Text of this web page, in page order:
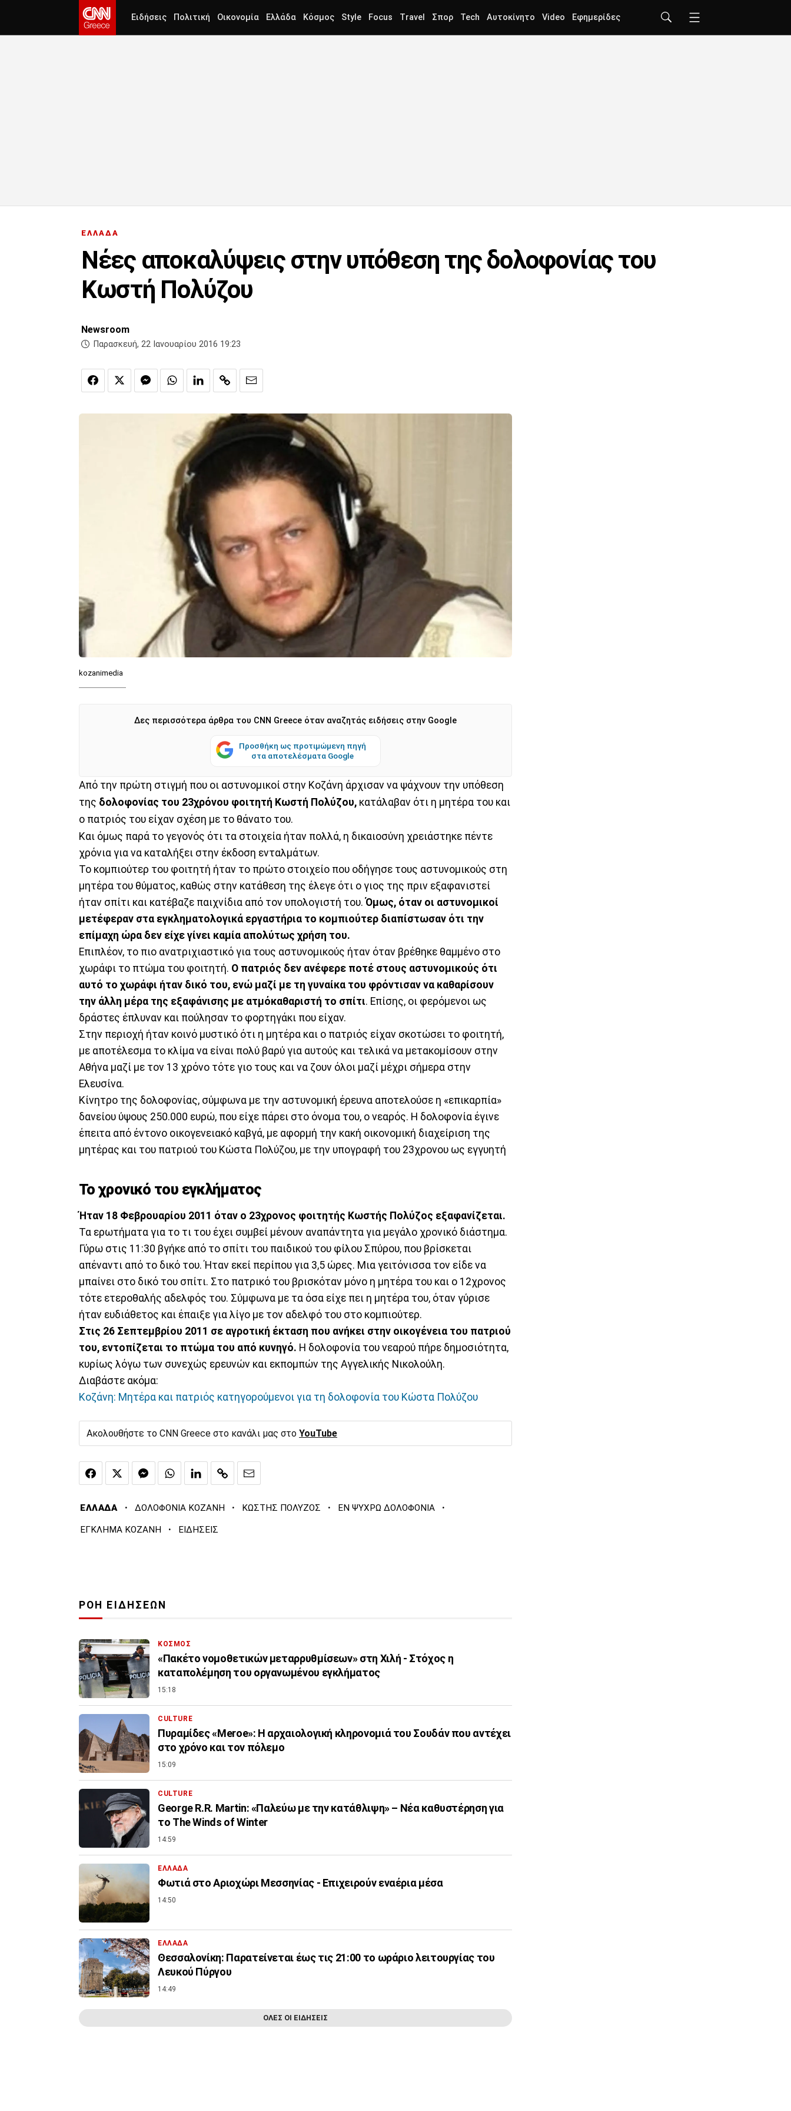
Ειδήσεις Πολιτική Οικονομία Ελλάδα Κόσμος Style Focus Travel Σπορ Tech Αυτοκίνητο Video Εφημερίδες
ΕΛΛΑΔΑ
Νέες αποκαλύψεις στην υπόθεση της δολοφονίας του
Κωστή Πολύζου
Newsroom
Παρασκευή, 22 Ιανουαρίου 2016 19:23
kozanimedia
Δες περισσότερα άρθρα του CNN Greece όταν αναζητάς ειδήσεις στην Google
Προσθήκη ως προτιμώμενη πηγή
στα αποτελέσματα Google
Από την πρώτη στιγμή που οι αστυνομικοί στην Κοζάνη άρχισαν να ψάχνουν την υπόθεση
της δολοφονίας του 23χρόνου φοιτητή Κωστή Πολύζου, κατάλαβαν ότι η μητέρα του και
ο πατριός του είχαν σχέση με το θάνατο του.
Και όμως παρά το γεγονός ότι τα στοιχεία ήταν πολλά, η δικαιοσύνη χρειάστηκε πέντε
χρόνια για να καταλήξει στην έκδοση ενταλμάτων.
Το κομπιούτερ του φοιτητή ήταν το πρώτο στοιχείο που οδήγησε τους αστυνομικούς στη
μητέρα του θύματος, καθώς στην κατάθεση της έλεγε ότι ο γιος της πριν εξαφανιστεί
ήταν σπίτι και κατέβαζε παιχνίδια από τον υπολογιστή του.Όμως, όταν οι αστυνομικοί
μετέφεραν στα εγκληματολογικά εργαστήρια το κομπιούτερ διαπίστωσαν ότι την
επίμαχη ώρα δεν είχε γίνει καμία απολύτως χρήση του.
Eπιπλέον, το πιο ανατριχιαστικό για τους αστυνομικούς ήταν όταν βρέθηκε θαμμένο στο
χωράφι το πτώμα του φοιτητή. Ο πατριός δεν ανέφερε ποτέ στους αστυνομικούς ότι
αυτό το χωράφι ήταν δικό του, ενώ μαζί με τη γυναίκα του φρόντισαν να καθαρίσουν
την άλλη μέρα της εξαφάνισης με ατμόκαθαριστή το σπίτι. Επίσης, οι φερόμενοι ως
δράστες έπλυναν και πούλησαν το φορτηγάκι που είχαν.
Στην περιοχή ήταν κοινό μυστικό ότι η μητέρα και ο πατριός είχαν σκοτώσει το φοιτητή,
με αποτέλεσμα το κλίμα να είναι πολύ βαρύ για αυτούς και τελικά να μετακομίσουν στην
Αθήνα μαζί με τον 13 χρόνο τότε γιο τους και να ζουν όλοι μαζί μέχρι σήμερα στην
Ελευσίνα.
Κίνητρο της δολοφονίας, σύμφωνα με την αστυνομική έρευνα αποτελούσε η «επικαρπία»
δανείου ύψους 250.000 ευρώ, που είχε πάρει στο όνομα του, ο νεαρός. Η δολοφονία έγινε
έπειτα από έντονο οικογενειακό καβγά, με αφορμή την κακή οικονομική διαχείριση της
μητέρας και του πατριού του Κώστα Πολύζου, με την υπογραφή του 23χρονου ως εγγυητή
Το χρονικό του εγκλήματος
Ήταν 18 Φεβρουαρίου 2011 όταν ο 23χρονος φοιτητής Κωστής Πολύζος εξαφανίζεται.
Τα ερωτήματα για το τι του έχει συμβεί μένουν αναπάντητα για μεγάλο χρονικό διάστημα.
Γύρω στις 11:30 βγήκε από το σπίτι του παιδικού του φίλου Σπύρου, που βρίσκεται
απέναντι από το δικό του. Ήταν εκεί περίπου για 3,5 ώρες. Μια γειτόνισσα τον είδε να
μπαίνει στο δικό του σπίτι. Στο πατρικό του βρισκόταν μόνο η μητέρα του και ο 12χρονος
τότε ετεροθαλής αδελφός του. Σύμφωνα με τα όσα είχε πει η μητέρα του, όταν γύρισε
ήταν ευδιάθετος και έπαιξε για λίγο με τον αδελφό του στο κομπιούτερ.
Στις 26 Σεπτεμβρίου 2011 σε αγροτική έκταση που ανήκει στην οικογένεια του πατριού
του, εντοπίζεται το πτώμα του από κυνηγό. Η δολοφονία του νεαρού πήρε δημοσιότητα,
κυρίως λόγω των συνεχώς ερευνών και εκπομπών της Αγγελικής Νικολούλη.
Διαβάστε ακόμα:
Κοζάνη: Μητέρα και πατριός κατηγορούμενοι για τη δολοφονία του Κώστα Πολύζου
Ακολουθήστε το CNN Greece στο κανάλι μας στο YouTube
ΕΛΛΑΔΑ · ΔΟΛΟΦΟΝΙΑ ΚΟΖΑΝΗ · ΚΩΣΤΗΣ ΠΟΛΥΖΟΣ · ΕΝ ΨΥΧΡΩ ΔΟΛΟΦΟΝΙΑ ·
ΕΓΚΛΗΜΑ ΚΟΖΑΝΗ · ΕΙΔΗΣΕΙΣ
ΡΟΗ ΕΙΔΗΣΕΩΝ
ΚΟΣΜΟΣ
«Πακέτο νομοθετικών μεταρρυθμίσεων» στη Χιλή - Στόχος η
καταπολέμηση του οργανωμένου εγκλήματος
15:18
CULTURE
Πυραμίδες «Meroe»: Η αρχαιολογική κληρονομιά του Σουδάν που αντέχει
στο χρόνο και τον πόλεμο
15:09
CULTURE
George R.R. Martin: «Παλεύω με την κατάθλιψη» – Νέα καθυστέρηση για
το The Winds of Winter
14:59
ΕΛΛΑΔΑ
Φωτιά στο Αριοχώρι Μεσσηνίας - Επιχειρούν εναέρια μέσα
14:50
ΕΛΛΑΔΑ
Θεσσαλονίκη: Παρατείνεται έως τις 21:00 το ωράριο λειτουργίας του
Λευκού Πύργου
14:49
ΟΛΕΣ ΟΙ ΕΙΔΗΣΕΙΣ